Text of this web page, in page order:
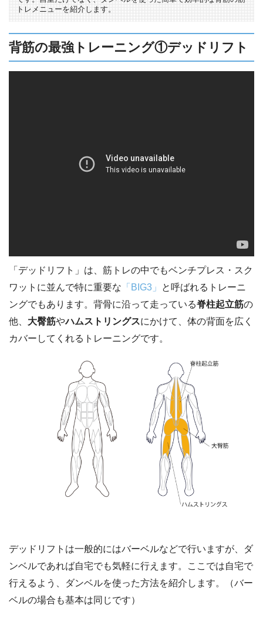
トレメニューを紹介します。
背筋の最強トレーニング①デッドリフト
「デッドリフト」は、筋トレの中でもベンチプレス・スク
ワットに並んで特に重要な 「BIG3」
と呼ばれるトレーニ
ングでもあります。背骨に沿って走っている脊柱起立筋の
他、 大臀筋やハムストリングスにかけて、体の背面を広く
カバーしてくれるトレーニングです。
デッドリフトは一般的にはバーベルなどで行いますが、ダ
ンベルであれば自宅でも気軽に行えます。ここでは自宅で
行えるよう、ダンベルを使った方法を紹介します。（バー
ベルの場合も基本は同じです）